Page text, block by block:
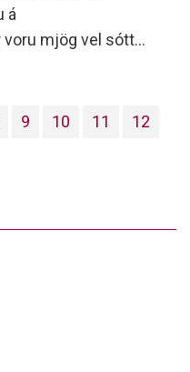
á
mjög vel sóttar
en seinna um
leyfði
9 10 11 12